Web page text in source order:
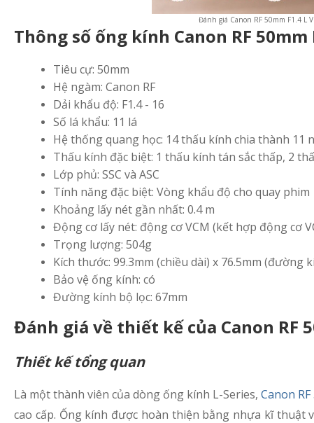
Đánh giá Canon RF 50mm F1.4
Thông số ống kính Canon RF 50mm
Tiêu cự: 50mm
Hệ ngàm: Canon RF
Dải khẩu độ: F1.4 - 16
Số lá khẩu: 11 lá
Hệ thống quang học: 14 thấu kính chia thành 11
Thấu kính đặc biệt: 1 thấu kính tán sắc thấp, 2
Lớp phủ: SSC và ASC
Tính năng đặc biệt: Vòng khẩu độ cho quay phim
Khoảng lấy nét gần nhất: 0.4 m
Động cơ lấy nét: động cơ VCM (kết hợp động cơ
Trọng lượng: 504g
Kích thước: 99.3mm (chiều dài) x 76.5mm (đường
Bảo vệ ống kính: có
Đường kính bộ lọc: 67mm
Đánh giá về thiết kế của Canon RF
Thiết kế tổng quan
Là một thành viên của dòng ống kính L-Series, Canon RF
cao cấp. Ống kính được hoàn thiện bằng nhựa kĩ thuật